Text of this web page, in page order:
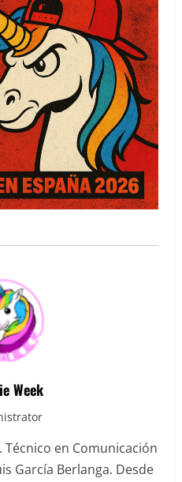
Week
Técnico en Comunicación
García Berlanga. Desde